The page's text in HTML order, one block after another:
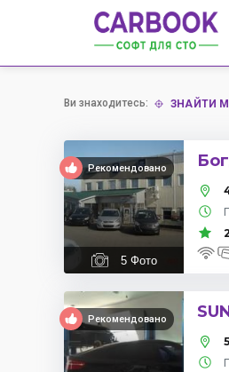
Ви знаходитесь: ЗНАЙТИ
Рекомендовано
5 Фото
2
Рекомендовано